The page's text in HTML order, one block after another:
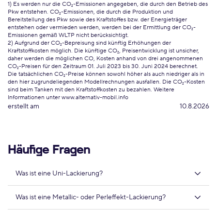
1) Es werden nur die CO₂-Emissionen angegeben, die durch den Betrieb des
Pkw entstehen. CO₂-Emissionen, die durch die Produktion und
Bereitstellung des Pkw sowie des Kraftstoffes bzw. der Energieträger
entstehen oder vermieden werden, werden bei der Ermittlung der CO₂-
Emissionen gemäß WLTP nicht berücksichtigt.
2) Aufgrund der CO₂-Bepreisung sind künftig Erhöhungen der
Kraftstoffkosten möglich. Die künftige CO₂, Preisentwicklung ist unsicher,
daher werden die möglichen CO, Kosten anhand von drei angenommenen
CO₂-Preisen für den Zeitraum 01. Juli 2023 bis 30. Juni 2024 berechnet.
Die tatsächlichen CO₂-Preise können sowohl höher als auch niedriger als in
den hier zugrundeliegenden Modellrechnungen ausfallen. Die CO₂-Kosten
sind beim Tanken mit den Kraftstoffkosten zu bezahlen. Weitere
Informationen unter www.alternativ-mobil.info
erstellt am 10.8.2026
Häufige Fragen
Was ist eine Uni-Lackierung?
Was ist eine Metallic- oder Perleffekt-Lackierung?